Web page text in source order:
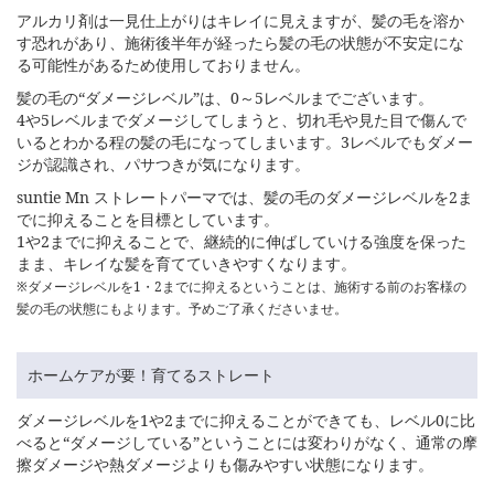
アルカリ剤は一見仕上がりはキレイに見えますが、髪の毛を溶か
す恐れがあり、施術後半年が経ったら髪の毛の状態が不安定にな
る可能性があるため使用しておりません。
髪の毛の“ダメージレベル”は、0～5レベルまでございます。
4や5レベルまでダメージしてしまうと、切れ毛や見た目で傷んで
いるとわかる程の髪の毛になってしまいます。3レベルでもダメー
ジが認識され、パサつきが気になります。
suntie Mn ストレートパーマでは、髪の毛のダメージレベルを2ま
でに抑えることを目標としています。
1や2までに抑えることで、継続的に伸ばしていける強度を保った
まま、キレイな髪を育てていきやすくなります。
※ダメージレベルを1・2までに抑えるということは、施術する前のお客様の
髪の毛の状態にもよります。予めご了承くださいませ。
ホームケアが要！育てるストレート
ダメージレベルを1や2までに抑えることができても、レベル0に比
べると“ダメージしている”ということには変わりがなく、通常の摩
擦ダメージや熱ダメージよりも傷みやすい状態になります。